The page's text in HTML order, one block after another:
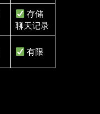
存储
聊天记录
有限